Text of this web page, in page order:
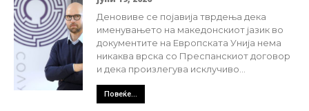
Деновиве се појавија тврдења дека
именувањето на македонскиот јазик во
документите на Европската Унија нема
никаква врска со Преспанскиот договор
и дека произлегува исклучиво...
Повеќе...